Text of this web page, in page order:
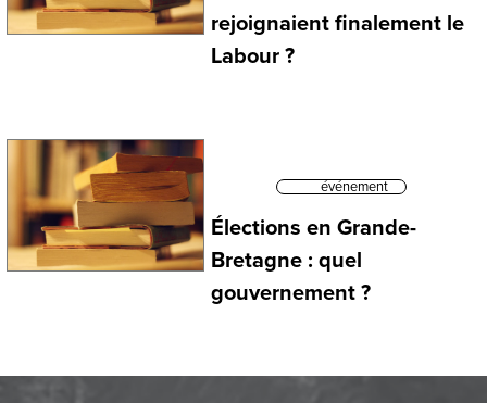
rejoignaient finalement le
Labour ?
événement
Élections en Grande-
Bretagne : quel
gouvernement ?